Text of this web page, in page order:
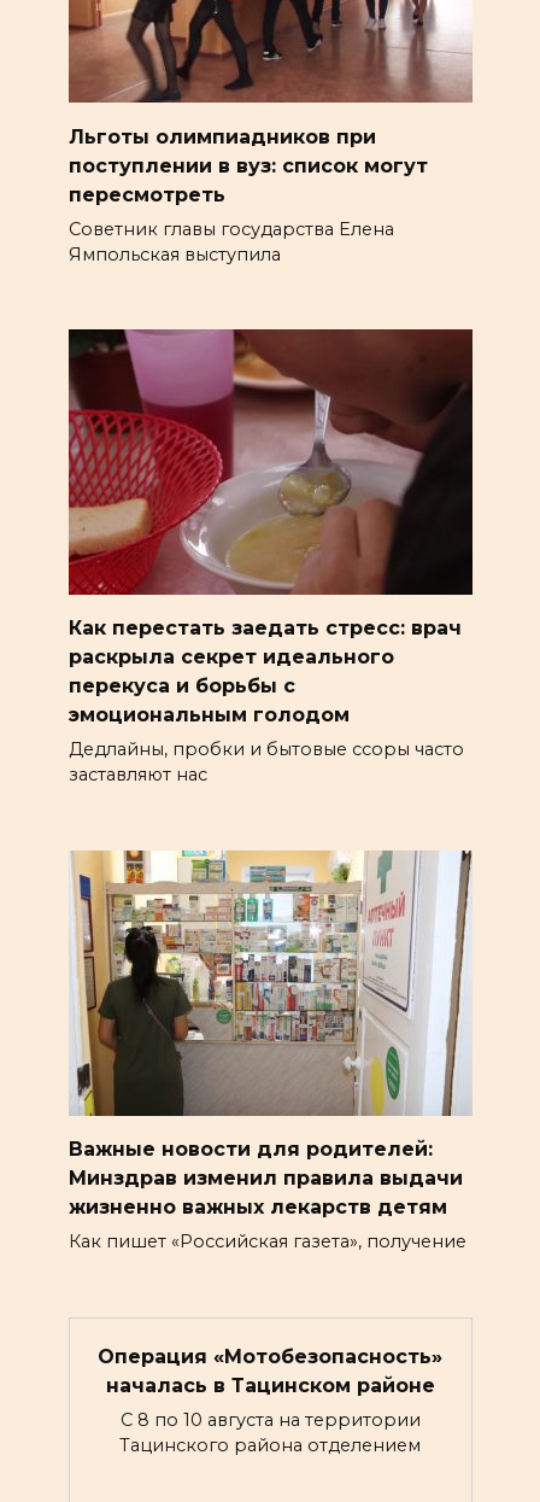
Льготы олимпиадников при
поступлении в вуз: список могут
пересмотреть
Советник главы государства Елена
Ямпольская выступила
Как перестать заедать стресс: врач
раскрыла секрет идеального
перекуса и борьбы с
эмоциональным голодом
Дедлайны, пробки и бытовые ссоры часто
заставляют нас
Важные новости для родителей:
Минздрав изменил правила выдачи
жизненно важных лекарств детям
Как пишет «Российская газета», получение
Операция «Мотобезопасность»
началась в Тацинском районе
С 8 по 10 августа на территории
Тацинского района отделением